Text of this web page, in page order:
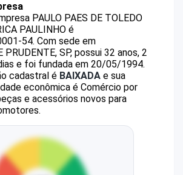
PAULO PAES DE TOLEDO
PAULINHO é
54. Com sede em
PRUDENTE, SP, possui 32 anos, 2
e foi fundada em 20/05/1994.
cadastral é BAIXADA e sua
econômica é Comércio por
e acessórios novos para